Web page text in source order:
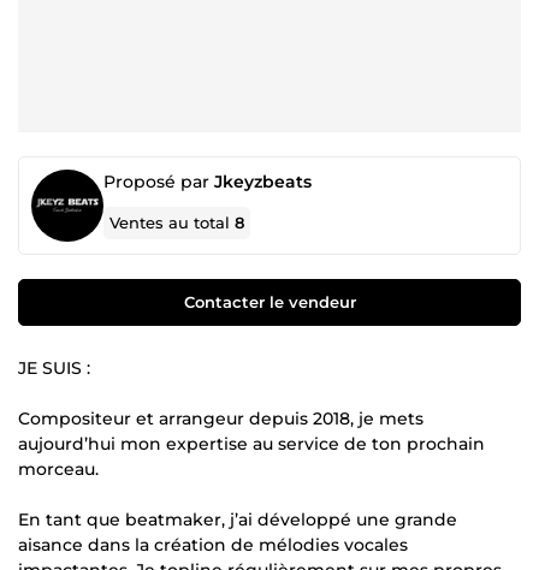
Proposé par Jkeyzbeats
Ventes au total8
Contacter le vendeur
JE SUIS :
Compositeur et arrangeur depuis 2018, je mets
aujourd’hui mon expertise au service de ton prochain
morceau.
En tant que beatmaker, j’ai développé une grande
aisance dans la création de mélodies vocales